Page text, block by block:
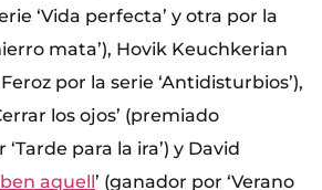
‘Vida perfecta’ y otra por la
mata’), Hovik Keuchkerian
por la serie ‘Antidisturbios’),
los ojos’ (premiado
para la ira’) y David
aquell’ (ganador por ‘Verano